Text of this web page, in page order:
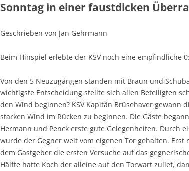
Sonntag in einer faustdicken
Geschrieben von Jan Gehrmann
Beim Hinspiel erlebte der KSV noch eine empfindliche
Von den 5 Neuzugängen standen mit Braun und
wichtigste Entscheidung stellte sich allen Beteiligten
den Wind beginnen? KSV Kapitän Brüsehaver gewann
starken Wind im Rücken zu beginnen. Die Gäste
Hermann und Penck erste gute Gelegenheiten. Durch
wurde der Gegner weit vom eigenen Tor gehalten. Erst
dem Gastgeber die ersten Versuche auf das
Hälfte hatte Koch der alleine auf den Torwart zulief,